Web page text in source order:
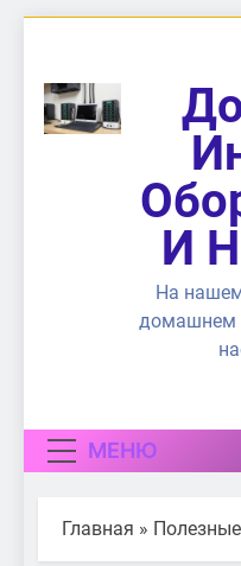
содержимому
И
На
домашнем
МЕНЮ
Главная »